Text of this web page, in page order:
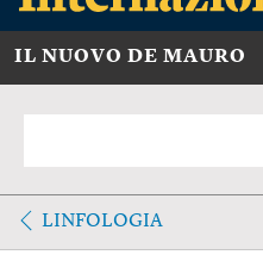
IL NUOVO DE MAURO
LINFOLOGIA